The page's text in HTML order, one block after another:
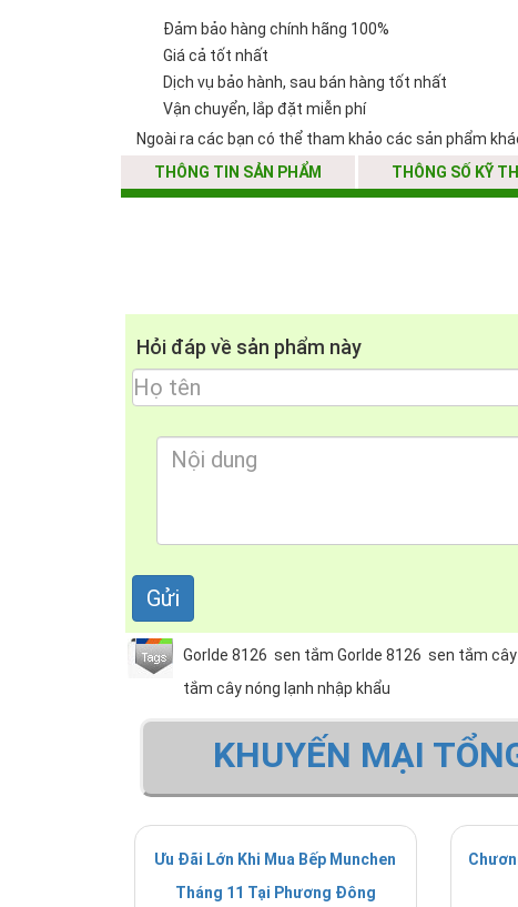
Đảm bảo hàng chính hãng 100%
Giá cả tốt nhất
Dịch vụ bảo hành, sau bán hàng tốt nhất
Vận chuyển, lắp đặt miễn phí
Ngoài ra các bạn có thể tham khảo các sản phẩm
THÔNG TIN SẢN PHẨM
THÔNG SỐ KỸ
Hỏi đáp về sản phẩm này
Gorlde 8126 sen tắm Gorlde 8126 sen tắm cây
tắm cây nóng lạnh nhập khẩu
KHUYẾN MẠI
Ưu Đãi Lớn Khi Mua Bếp Munchen
Tháng 11 Tại Phương Đông